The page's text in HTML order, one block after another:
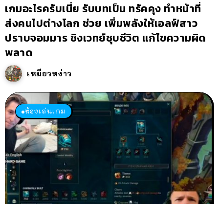
เกมอะไรครับเนี่ย รับบทเป็น ทรัคคุง ทำหน้าที่
ส่งคนไปต่างโลก ช่วย เพิ่มพลังให้เอลฟ์สาว
ปราบจอมมาร ชิงเวทย์ชุบชีวิต แก้ไขความผิด
พลาด
เหมียวหง่าว
ห้องเล่นเกม